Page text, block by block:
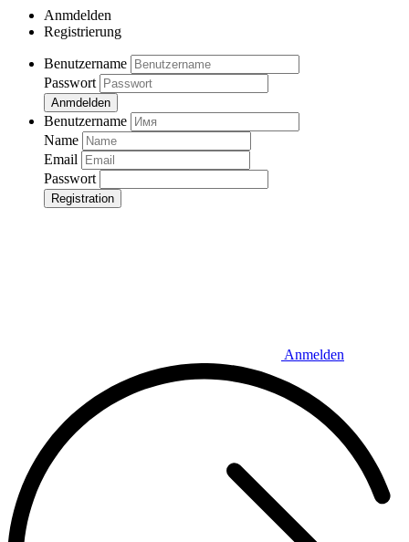
Anmdelden
Registrierung
Benutzername
Passwort
Anmdelden
Benutzername
Name
Email
Passwort
Registration
Anmelden